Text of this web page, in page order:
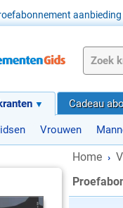
aanbieding
Vrouwen
Cadeau
Home ›